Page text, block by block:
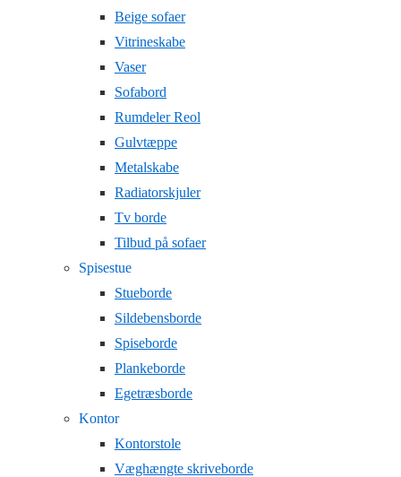
Beige sofaer
Vitrineskabe
Vaser
Sofabord
Rumdeler Reol
Gulvtæppe
Metalskabe
Radiatorskjuler
Tv borde
Tilbud på sofaer
Spisestue
Stueborde
Sildebensborde
Spiseborde
Plankeborde
Egetræsborde
Kontor
Kontorstole
Væghængte skriveborde